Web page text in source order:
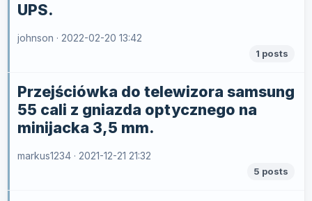
UPS.
johnson · 2022-02-20 13:42
1 posts
Przejściówka do telewizora samsung
55 cali z gniazda optycznego na
minijacka 3,5 mm.
markus1234 · 2021-12-21 21:32
5 posts